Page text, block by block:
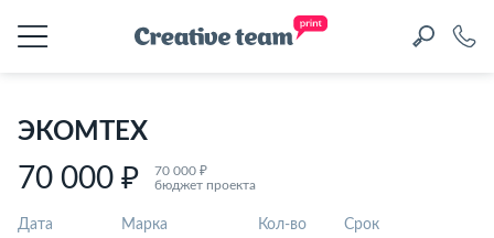
ЭКОМТЕХ
70 000 ₽
70 000 ₽
бюджет проекта
Дата
Марка
Кол-во
Срок